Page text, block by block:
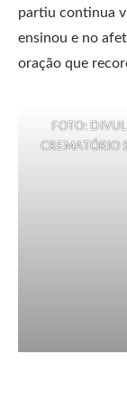
partiu continua
ensinou e no
oração que
FOTO:
CREMATÓRIO